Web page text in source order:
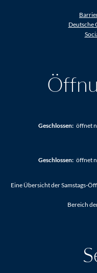
Deutsche
Klicken, um weitere
Geschlossen: öffnet
Klicken, um weitere
Geschlossen: öffnet
Eine Übersicht der Samstags-
Bereich